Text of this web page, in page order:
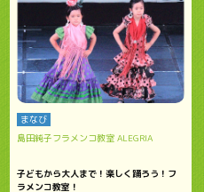
まなび
島田純子フラメンコ教室 ALEGRIA
子どもから大人まで！楽しく踊ろう！フ
ラメンコ教室！